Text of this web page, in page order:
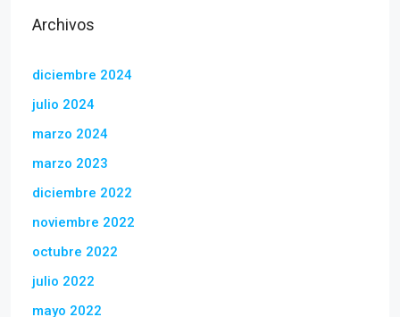
Archivos
diciembre 2024
julio 2024
marzo 2024
marzo 2023
diciembre 2022
noviembre 2022
octubre 2022
julio 2022
mayo 2022